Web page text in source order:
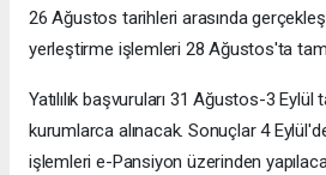
26 Ağustos tarihleri arasında
yerleştirme işlemleri 28 Ağustos'ta
Yatılılık başvuruları 31 Ağustos-3 Eylül
kurumlarca alınacak. Sonuçlar 4
işlemleri e-Pansiyon üzerinden